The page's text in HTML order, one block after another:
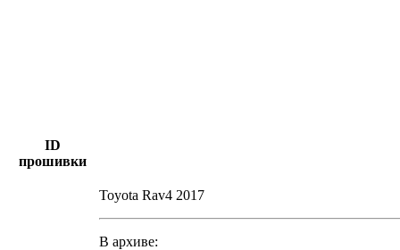
ID
прошивки
Toyota Rav4 2017
В архиве: